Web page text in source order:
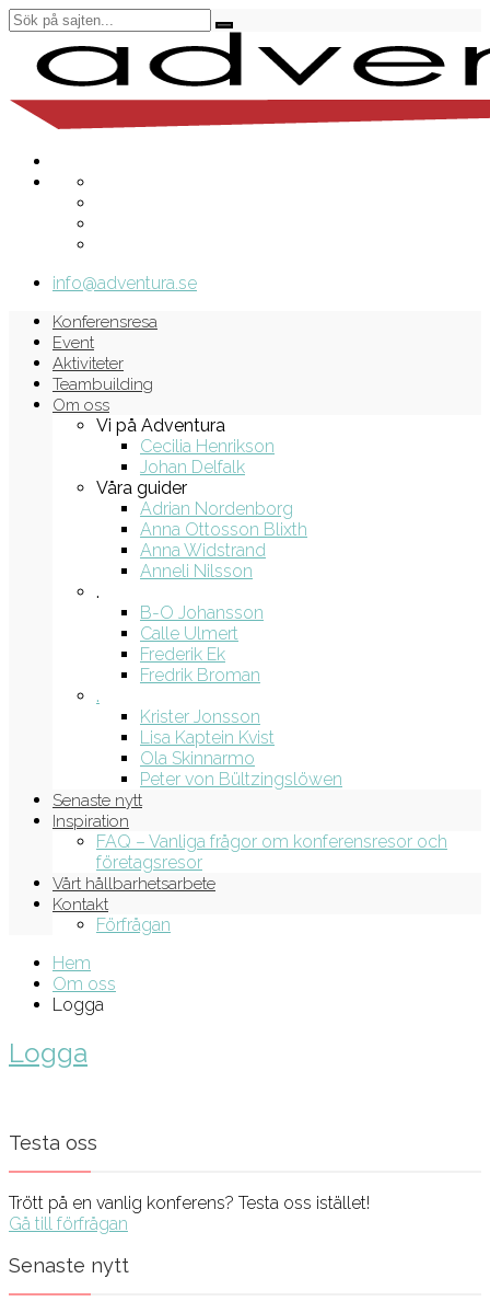
info@adventura.se
Konferensresa
Event
Aktiviteter
Teambuilding
Om oss
Vi på Adventura
Cecilia Henrikson
Johan Delfalk
Våra guider
Adrian Nordenborg
Anna Ottosson Blixth
Anna Widstrand
Anneli Nilsson
.
B-O Johansson
Calle Ulmert
Frederik Ek
Fredrik Broman
.
Krister Jonsson
Lisa Kaptein Kvist
Ola Skinnarmo
Peter von Bültzingslöwen
Senaste nytt
Inspiration
FAQ – Vanliga frågor om konferensresor och
företagsresor
Vårt hållbarhetsarbete
Kontakt
Förfrågan
Hem
Om oss
Logga
Logga
Testa oss
Trött på en vanlig konferens? Testa oss istället!
Gå till förfrågan
Senaste nytt